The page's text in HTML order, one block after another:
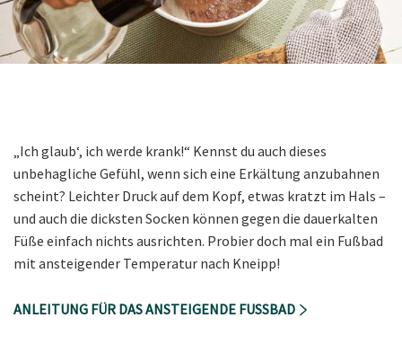
„Ich glaub‘, ich werde krank!“ Kennst du auch dieses
unbehagliche Gefühl, wenn sich eine Erkältung anzubahnen
scheint? Leichter Druck auf dem Kopf, etwas kratzt im Hals –
und auch die dicksten Socken können gegen die dauerkalten
Füße einfach nichts ausrichten. Probier doch mal ein Fußbad
mit ansteigender Temperatur nach Kneipp!
ANLEITUNG FÜR DAS ANSTEIGENDE FUSSBAD